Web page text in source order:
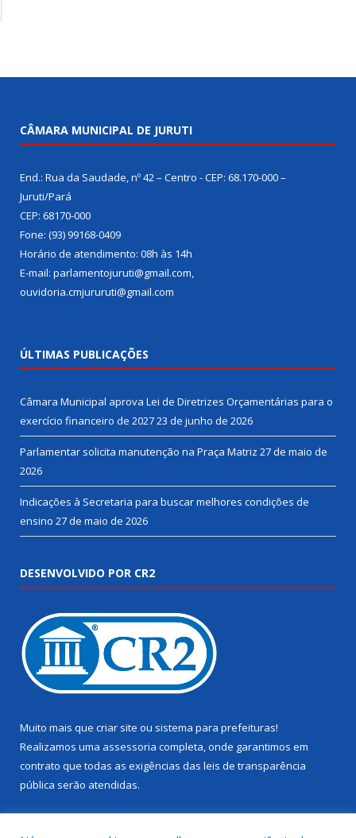
CÂMARA MUNICIPAL DE JURUTI
End.: Rua da Saudade, nº 42 – Centro - CEP: 68.170-000 –
Juruti/Pará
CEP: 68170-000
Fone: (93) 99168-0409
Horário de atendimento: 08h às 14h
E-mail: parlamentojuruti@gmail.com,
ouvidoria.cmjururuti@gmail.com
ÚLTIMAS PUBLICAÇÕES
Câmara Municipal aprova Lei de Diretrizes Orçamentárias para o
exercício financeiro de 202723 de junho de 2026
Parlamentar solicita manutenção na Praça Matriz 27 de maio de
2026
Indicações à Secretaria para buscar melhores condições de
ensino 27 de maio de 2026
DESENVOLVIDO POR CR2
Muito mais que criar site ou sistema para prefeituras!
Realizamos uma assessoria completa, onde garantimos em
contrato que todas as exigências das leis de transparência
pública serão atendidas.